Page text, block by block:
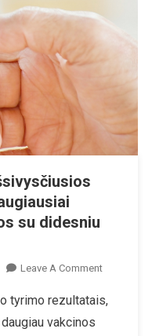
su didesniu
Leave A CommentOn
Tyrimas:
tyrimo rezultatais,
vakcinos